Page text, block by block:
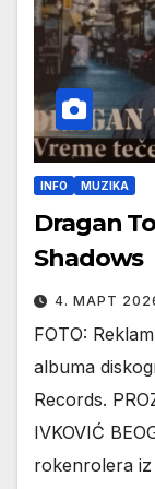
INFO MUZIKA
Dragan
Shadows
4. МАРТ
FOTO:
albuma
Records.
IVKOVIĆ
rokenrolera iz